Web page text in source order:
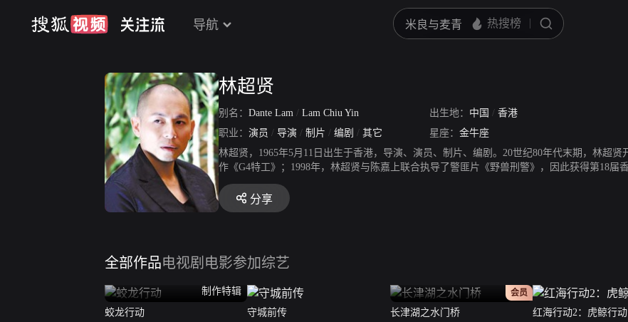
导航
林超贤
别名： Dante Lam / Lam Chiu Yin 出生地： 中国 / 香港
职业： 演员 / 导演 / 制片 / 编剧 / 其它 星座： 金牛座
林超贤，1965年5月11日出生于香港，导演、演员、制片、编剧。20世纪80年代末期，林超
作《G4特工》；1998年，林超贤与陈嘉上联合执导了警匪片《野兽刑警》，因此获得第18届
默电影《江湖告急》，影片获得第20届香港电影金像奖最佳影片、最佳男主角等四项提名；
港、台湾都收获好评；2010年，执导了警匪片《线人》，该片获第30届香港电影金像奖最佳
《激战》，获第33届香港电影金像奖颁奖最佳导演提名；2014年，执导了犯罪电影《魔警》
分享
全部作品电视剧 电影参加综艺
制作特辑
蛟龙行动
守城前传
正片
会员
长津湖之水门桥
红海行动2：虎鲸行动